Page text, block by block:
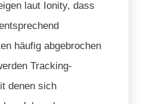
laut Ionity, dass
häufig abgebrochen
Tracking-
denen sich